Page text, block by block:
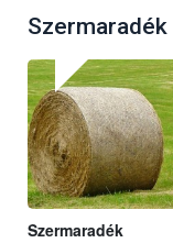
Szermaradék
Szermaradék